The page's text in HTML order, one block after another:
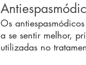
Os
a se sentir melhor,
utilizadas no